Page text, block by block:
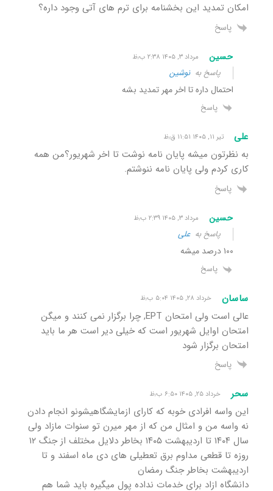
امکان تمدید این بخشنامه برای ترم های آتی وجود داره؟
پاسخ
حسین مرداد ۳, ۱۴۰۵ ۲:۳۸ ب٫ظ
پاسخ بهنوشین
احتمال داره تا اخر مهر تمدید بشه
پاسخ
علی تیر ۱۱, ۱۴۰۵ ۱۱:۵۱ ق٫ظ
به نظرتون میشه پایان نامه نوشت تا اخر شهریور؟من همه
کاری کردم ولی پایان نامه ننوشتم.
پاسخ
حسین مرداد ۳, ۱۴۰۵ ۲:۳۹ ب٫ظ
پاسخ بهعلی
۱۰۰ درصد میشه
پاسخ
ساسان خرداد ۲۸, ۱۴۰۵ ۵:۰۴ ب٫ظ
عالی است ولی امتحان EPT, چرا برگزار نمی کنند و میگن
امتحان اوایل شهریور است که خیلی دیر است هر ما باید
امتحان برگزار شود
پاسخ
سحر خرداد ۲۵, ۱۴۰۵ ۶:۵۰ ب٫ظ
این واسه افرادی خوبه که کارای ازمایشگاهیشونو انجام دادن
نه واسه من و امثال من که از مهر میرن تو سنوات مازاد ولی
سال ۱۴۰۴ تا اردیبهشت ۱۴۰۵ بخاطر دلایل مختلف از جنگ ۱۲
روزه تا قطعی مداوم برق تعطیلی های دی ماه اسفند و تا
اردیبهشت بخاطر جنگ رمضان
دانشگاه ازاد برای خدمات نداده پول میگیره باید شما هم